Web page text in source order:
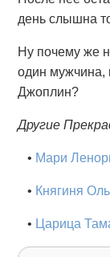
день слышна
Ну почему же
один
Джоплин?
Другие
• Мари
• Княгиня
• Царица